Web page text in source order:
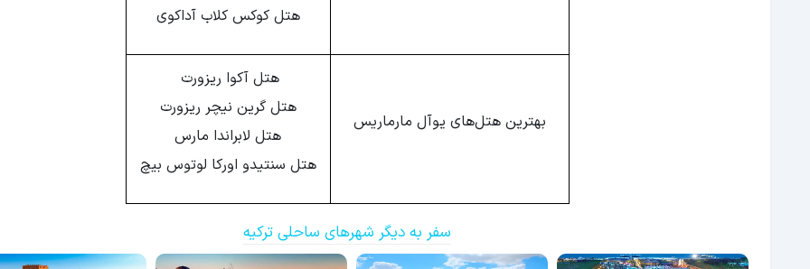
هتل کوکس کلاب آداکوی
بهترین هتل‌های یوآل مارماریس
هتل آکوا ریزورت
هتل گرین نیچر ریزورت
هتل لابراندا مارس
هتل سنتیدو اورکا لوتوس بیچ
سفر به دیگر شهرهای ساحلی ترکیه